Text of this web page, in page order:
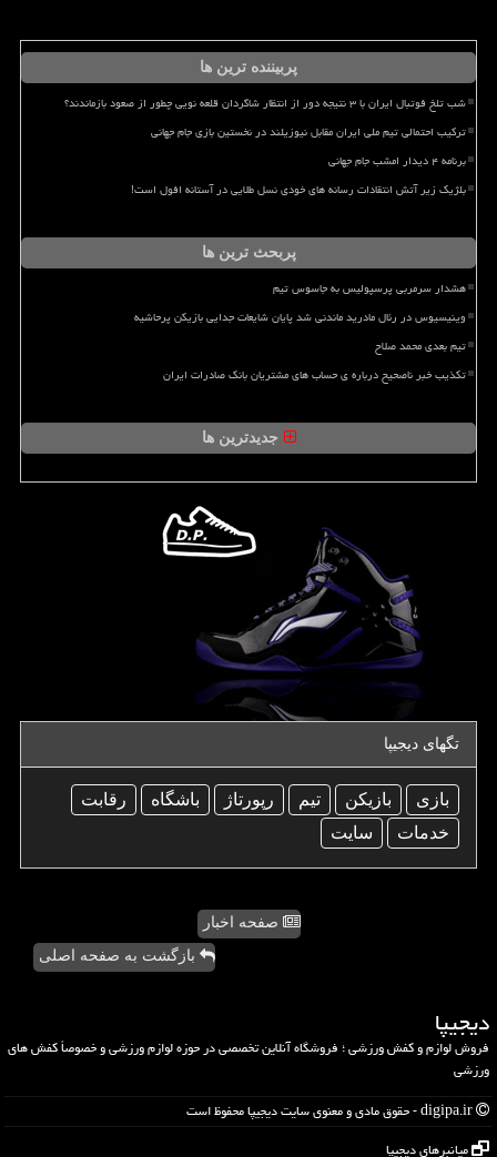
پربیننده ترین ها
شب تلخ فوتبال ایران با ۳ نتیجه دور از انتظار شاگردان قلعه نویی چطور از صعود بازماندند؟
ترکیب احتمالی تیم ملی ایران مقابل نیوزیلند در نخستین بازی جام جهانی
برنامه ۴ دیدار امشب جام جهانی
بلژیک زیر آتش انتقادات رسانه های خودی نسل طلایی در آستانه افول است!
پربحث ترین ها
هشدار سرمربی پرسپولیس به جاسوس تیم
وینیسیوس در رئال مادرید ماندنی شد پایان شایعات جدایی بازیکن پرحاشیه
تیم بعدی محمد صلاح
تکذیب خبر ناصحیح درباره ی حساب های مشتریان بانک صادرات ایران
جدیدترین ها
تگهای دیجیپا
بازی بازیكن تیم رپورتاژ باشگاه
رقابت
خدمات
سایت
صفحه اخبار
بازگشت به صفحه اصلی
دیجیپا
فروش لوازم و کفش ورزشی ؛ فروشگاه آنلاین تخصصی در حوزه لوازم ورزشی و خصوصاً کفش های
ورزشی
میانبرهای دیجیپا